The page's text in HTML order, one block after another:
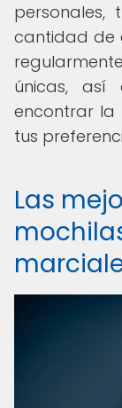
personales,
cantidad de
únicas,
encontrar la
tus
Las